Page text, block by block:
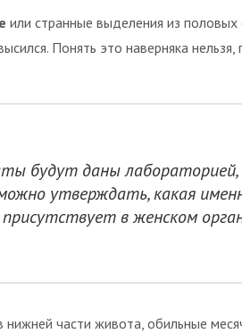
или странные выделения из
Понять это наверняка
будут даны лабораторией,
утверждать, какая
присутствует в женском
нижней части живота, обильные